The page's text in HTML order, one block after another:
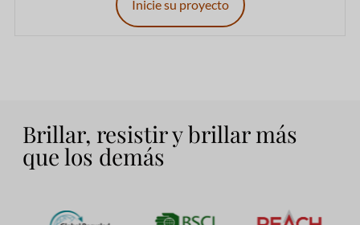
Inicie su proyecto
Brillar, resistir y brillar más
que los demás